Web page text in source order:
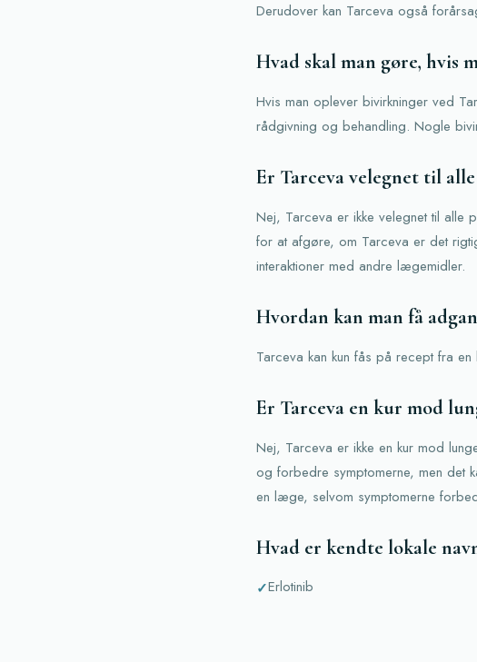
Derudover kan Tarceva også
Hvad skal man gøre, hvis
Hvis man oplever bivirkninger ved
rådgivning og behandling. Nogle
Er Tarceva velegnet til
Nej, Tarceva er ikke velegnet til alle
for at afgøre, om Tarceva er det
interaktioner med andre lægemidler.
Hvordan kan man få
Tarceva kan kun fås på recept fra
Er Tarceva en kur mod
Nej, Tarceva er ikke en kur mod
og forbedre symptomerne, men det
en læge, selvom symptomerne
Hvad er kendte lokale
Erlotinib